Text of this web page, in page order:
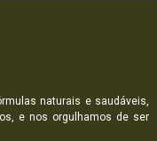
naturais e saudáveis,
e nos orgulhamos de ser